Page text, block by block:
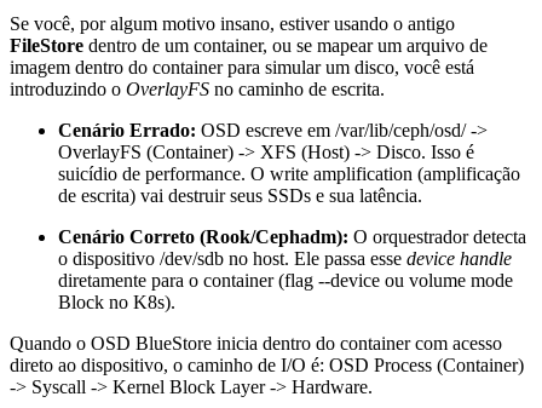
Se você, por algum motivo insano, estiver usando o antigo
FileStore dentro de um container, ou se mapear um arquivo de
imagem dentro do container para simular um disco, você está
introduzindo o OverlayFS no caminho de escrita.
Cenário Errado: OSD escreve em /var/lib/ceph/osd/->
OverlayFS (Container) -> XFS (Host) -> Disco. Isso é
suicídio de performance. O write amplification (amplificação
de escrita) vai destruir seus SSDs e sua latência.
Cenário Correto (Rook/Cephadm): O orquestrador detecta
o dispositivo /dev/sdb no host. Ele passa esse device handle
diretamente para o container (flag --device ou volume mode
Block no K8s).
Quando o OSD BlueStore inicia dentro do container com acesso
direto ao dispositivo, o caminho de I/O é: OSD Process (Container)
-> Syscall -> Kernel Block Layer-> Hardware.